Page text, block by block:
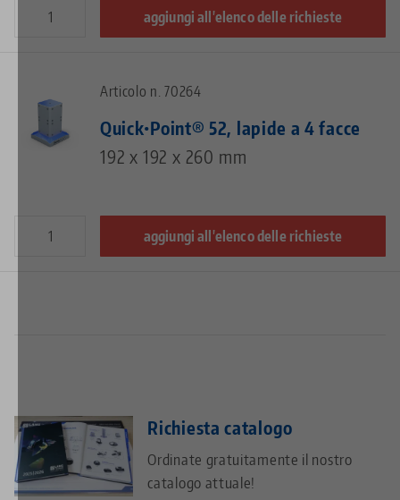
aggiungi all'elenco delle richieste
Articolo n. 70264
Quick•Point® 52, lapide a 4 facce
192 x 192 x 260 mm
aggiungi all'elenco delle richieste
Richiesta catalogo
Ordinate gratuitamente il nostro
catalogo attuale!